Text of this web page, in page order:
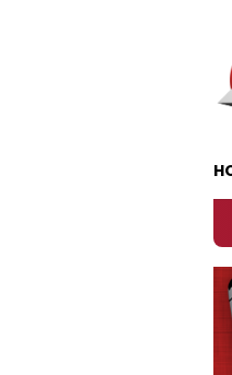
‎Soal Rencana